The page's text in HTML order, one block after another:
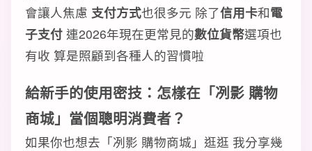
會讓人焦慮 支付方式也很多元 除了信用卡和電
子支付 連2026年現在更常見的數位貨幣選項也
有收 算是照顧到各種人的習慣啦
給新手的使用密技：怎樣在「冽影 購物
商城」當個聰明消費者？
如果你也想去「冽影 購物商城」逛逛 我分享幾